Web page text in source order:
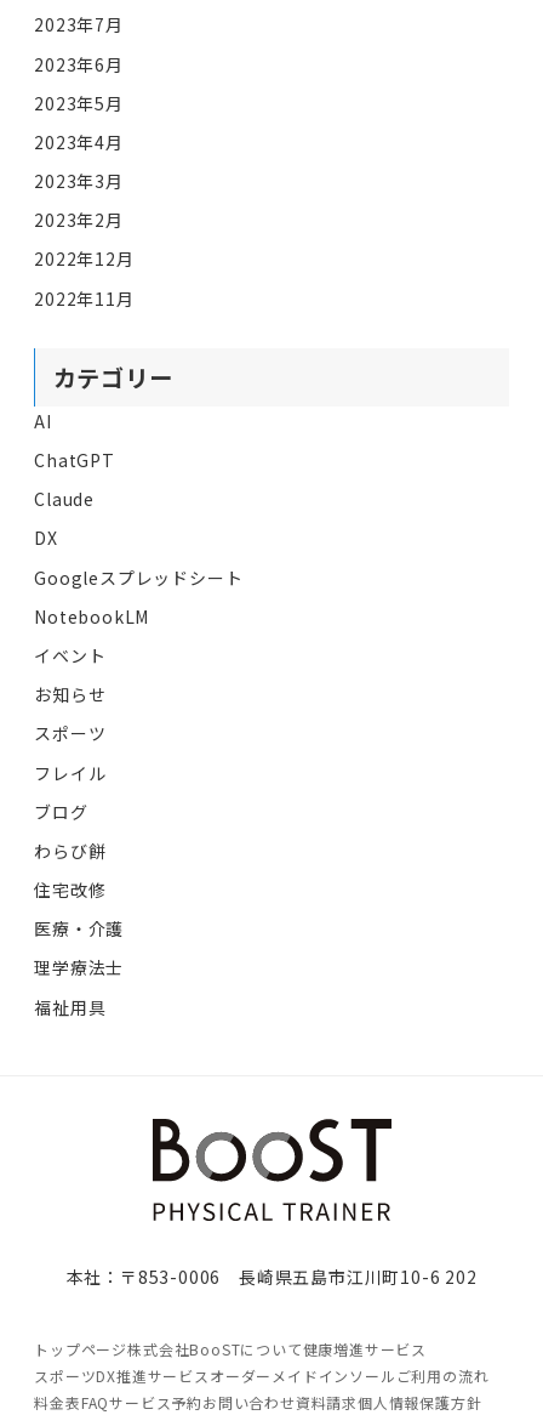
2023年7月
2023年6月
2023年5月
2023年4月
2023年3月
2023年2月
2022年12月
2022年11月
カテゴリー
AI
ChatGPT
Claude
DX
Googleスプレッドシート
NotebookLM
イベント
お知らせ
スポーツ
フレイル
ブログ
わらび餅
住宅改修
医療・介護
理学療法士
福祉用具
本社：〒853-0006 長崎県五島市江川町10-6 202
トップページ株式会社BooSTについて健康増進サービス
スポーツDX推進サービスオーダーメイドインソール ご利用の流れ
料金表FAQサービス予約お問い合わせ資料請求個人情報保護方針